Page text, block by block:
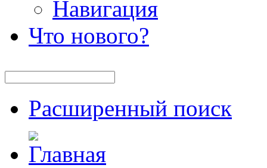
Навигация
Что нового?
Расширенный поиск